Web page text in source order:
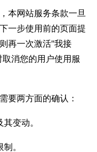
本网站服务条款一旦
一步使用前的页面提
再一次激活"我接
消您的用户使用服
要两方面的确认：
变动。
。